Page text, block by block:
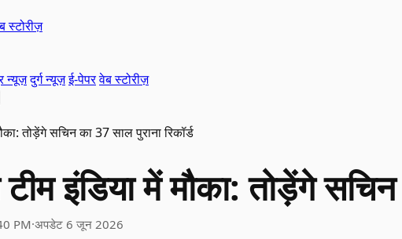
स्टोरीज़
न्यूज़दुर्ग न्यूज़ई-पेपरवेब स्टोरीज़
तोड़ेंगे सचिन का 37 साल पुराना रिकॉर्ड
इंडिया में मौका: तोड़ेंगे सचिन
PM·अपडेट 6 जून 2026